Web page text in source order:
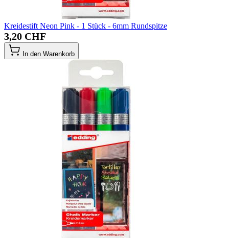
Kreidestift Neon Pink - 1 Stück - 6mm Rundspitze
3,20 CHF
In den Warenkorb